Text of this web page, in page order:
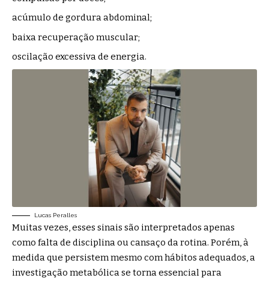
acúmulo de gordura abdominal;
baixa recuperação muscular;
oscilação excessiva de energia.
Lucas Peralles
Muitas vezes, esses sinais são interpretados apenas
como falta de disciplina ou cansaço da rotina. Porém, à
medida que persistem mesmo com hábitos adequados, a
investigação metabólica se torna essencial para